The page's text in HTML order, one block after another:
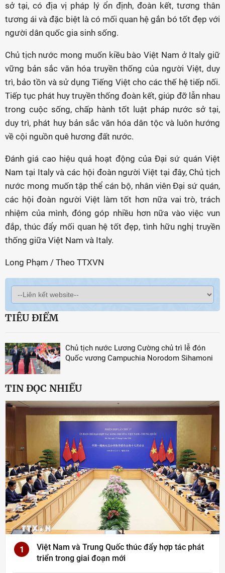
sở tại, có địa vị pháp lý ổn định, đoàn kết, tương thân
tương ái và đặc biệt là có mối quan hệ gắn bó tốt đẹp với
người dân quốc gia sinh sống.
Chủ tịch nước mong muốn kiều bào Việt Nam ở Italy giữ
vững bản sắc văn hóa truyền thống của người Việt, duy
trì, bảo tồn và sử dụng Tiếng Việt cho các thế hệ tiếp nối.
Tiếp tục phát huy truyền thống đoàn kết, giúp đỡ lẫn nhau
trong cuộc sống, chấp hành tốt luật pháp nước sở tại,
duy trì, phát huy bản sắc văn hóa dân tộc và luôn hướng
về cội nguồn quê hương đất nước.
Đánh giá cao hiệu quả hoạt động của Đại sứ quán Việt
Nam tại Italy và các hội đoàn người Việt tại đây, Chủ tịch
nước mong muốn tập thể cán bộ, nhân viên Đại sứ quán,
các hội đoàn người Việt làm tốt hơn nữa vai trò, trách
nhiệm của mình, đóng góp nhiều hơn nữa vào việc vun
đắp, thúc đẩy mối quan hệ tốt đẹp, tình hữu nghị truyền
thống giữa Việt Nam và Italy.
Long Phạm / Theo TTXVN
TIÊU ĐIỂM
Chủ tịch nước Lương Cường chủ trì lễ đón
Quốc vương Campuchia Norodom Sihamoni
TIN ĐỌC NHIỀU
1
Việt Nam và Trung Quốc thúc đẩy hợp tác phát
triển trong giai đoạn mới